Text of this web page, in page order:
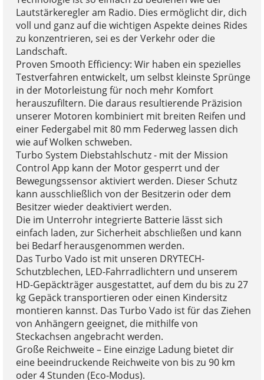
Lautstärkeregler am Radio. Dies ermöglicht dir, dich
voll und ganz auf die wichtigen Aspekte deines Rides
zu konzentrieren, sei es der Verkehr oder die
Landschaft.
Proven Smooth Efficiency: Wir haben ein spezielles
Testverfahren entwickelt, um selbst kleinste Sprünge
in der Motorleistung für noch mehr Komfort
herauszufiltern. Die daraus resultierende Präzision
unserer Motoren kombiniert mit breiten Reifen und
einer Federgabel mit 80 mm Federweg lassen dich
wie auf Wolken schweben.
Turbo System Diebstahlschutz - mit der Mission
Control App kann der Motor gesperrt und der
Bewegungssensor aktiviert werden. Dieser Schutz
kann ausschließlich von der Besitzerin oder dem
Besitzer wieder deaktiviert werden.
Die im Unterrohr integrierte Batterie lässt sich
einfach laden, zur Sicherheit abschließen und kann
bei Bedarf herausgenommen werden.
Das Turbo Vado ist mit unseren DRYTECH-
Schutzblechen, LED-Fahrradlichtern und unserem
HD-Gepäckträger ausgestattet, auf dem du bis zu 27
kg Gepäck transportieren oder einen Kindersitz
montieren kannst. Das Turbo Vado ist für das Ziehen
von Anhängern geeignet, die mithilfe von
Steckachsen angebracht werden.
Große Reichweite – Eine einzige Ladung bietet dir
eine beeindruckende Reichweite von bis zu 90 km
oder 4 Stunden (Eco-Modus).